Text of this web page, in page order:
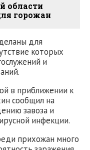
области
горожан
для
которых
и
в приближении к
сообщил на
завоза и
инфекции.
прихожан много